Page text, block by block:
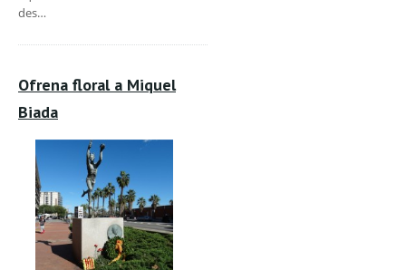
des…
Ofrena floral a Miquel
Biada